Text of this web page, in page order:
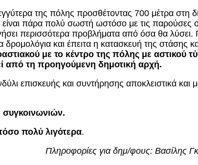
της πόλης προσθέτοντας 700 μέτρα στη
πάρα πολύ σωστή ωστόσο με τις παρούσες
περισσότερα προβλήματα από όσα θα
και έπειτα η κατασκευή της στάσης
με το κέντρο της πόλης με αστικού
από τη προηγούμενη δημοτική αρχή.
επισκευής και συντήρησης αποκλειστικά και
συγκοινωνιών.
πολύ λιγότερα.
Πληροφορίες για δημ/φους: Βασίλης